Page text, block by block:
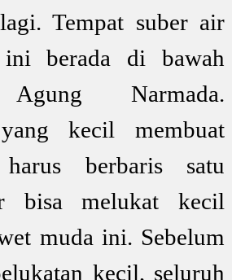
Tempat suber air
berada di bawah
Agung Narmada.
kecil membuat
harus berbaris satu
bisa melukat kecil
muda ini. Sebelum
kecil, seluruh